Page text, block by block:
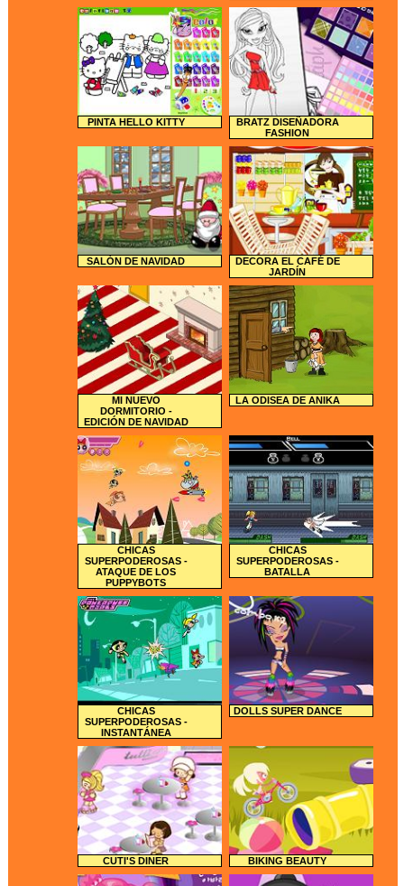
PINTA HELLO KITTY
BRATZ DISEÑADORA
FASHION
SALÓN DE NAVIDAD
DECORA EL CAFÉ DE
JARDÍN
MI NUEVO
DORMITORIO -
EDICIÓN DE NAVIDAD
LA ODISEA DE ANIKA
CHICAS
SUPERPODEROSAS -
ATAQUE DE LOS
PUPPYBOTS
CHICAS
SUPERPODEROSAS -
BATALLA
CHICAS
SUPERPODEROSAS -
INSTANTÁNEA
DOLLS SUPER DANCE
CUTI'S DINER BIKING BEAUTY